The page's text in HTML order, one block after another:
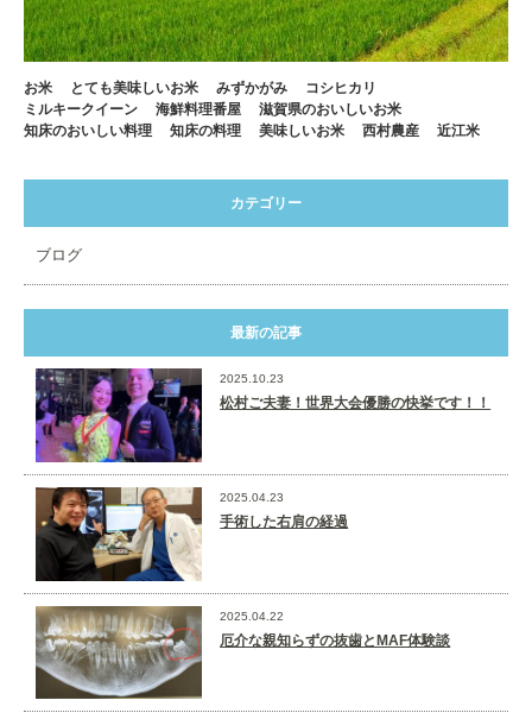
お米 とても美味しいお米 みずかがみ
コシヒカリ
ミルキークイーン
海鮮料理番屋
滋賀県のおいしいお米
知床のおいしい料理
知床の料理 美味しいお米 西村農産 近江米
カテゴリー
ブログ
最新の記事
2025.10.23
松村ご夫妻！世界大会優勝の快挙です！！
2025.04.23
手術した右肩の経過
2025.04.22
厄介な親知らずの抜歯とMAF体験談